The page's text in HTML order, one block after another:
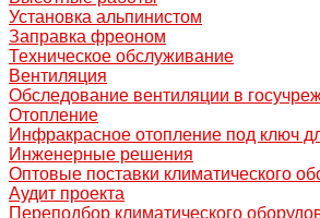
Установка альпинистом
Заправка фреоном
Техническое обслуживание
Вентиляция
Обследование вентиляции в
Отопление
Инфракрасное отопление под ключ
Инженерные решения
Оптовые поставки климатического
Аудит проекта
Переподбор климатического